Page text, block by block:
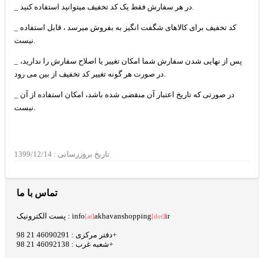
_ در هر سفارش فقط یک کد تخفیف میتوانید استفاده کنید.
نیست.
در صورت هر گونه تغییر کد تخفیف از بین می رود.
نیست.
تاریخ بروزرسانی : 1399/12/14
تماس با ما
پست الکترونیک : info[at]akhavanshopping[dot]ir
دفتر مرکزی : 46090291 21 98+
شعبه غرب : 46092138 21 98+